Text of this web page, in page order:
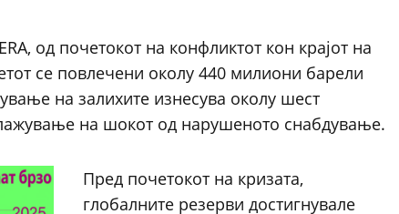
од почетокот на конфликтот кон крајот на
се повлечени околу 440 милиони барели
на залихите изнесува околу шест
на шокот од нарушеното снабдување.
Пред почетокот на кризата,
глобалните резерви достигнувале